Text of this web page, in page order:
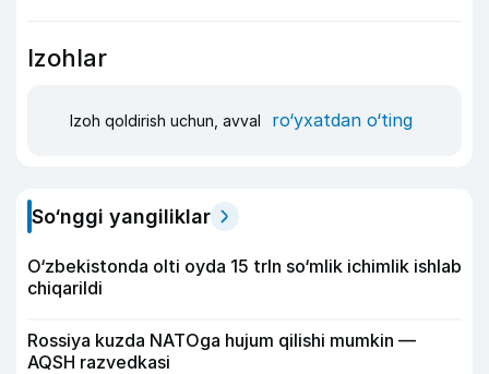
Izohlar
Izoh qoldirish uchun, avval ro‘yxatdan o‘ting
So‘nggi yangiliklar
O‘zbekistonda olti oyda 15 trln so‘mlik ichimlik ishlab
chiqarildi
Rossiya kuzda NATOga hujum qilishi mumkin —
AQSH razvedkasi